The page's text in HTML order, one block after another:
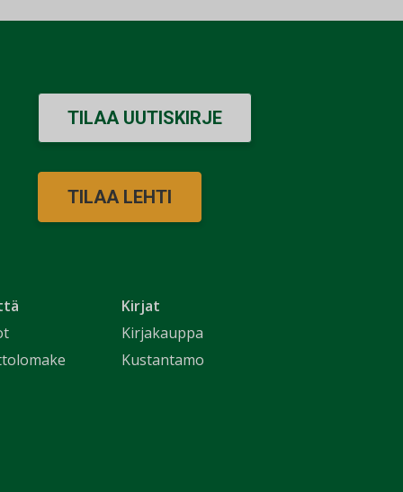
Kirjat
Kirjakauppa
Kustantamo
TILAA UUTISKIRJE
TILAA LEHTI